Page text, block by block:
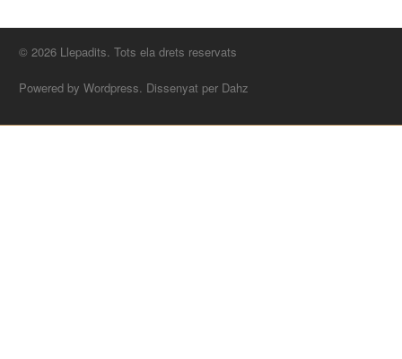
© 2026 Llepadits. Tots ela drets reservats
Powered by Wordpress. Dissenyat per Dahz